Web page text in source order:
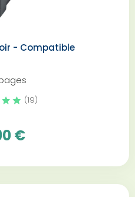
- Compatible
(19)
€